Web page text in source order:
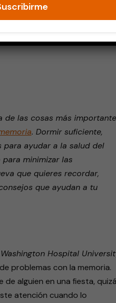
de las cosas más
. Dormir suficiente,
ayudar a la salud del
minimizar las
que quieres recordar,
que ayudan a tu
Hospital
problemas con la memoria.
de alguien en una fiesta, quizá
atención cuando lo